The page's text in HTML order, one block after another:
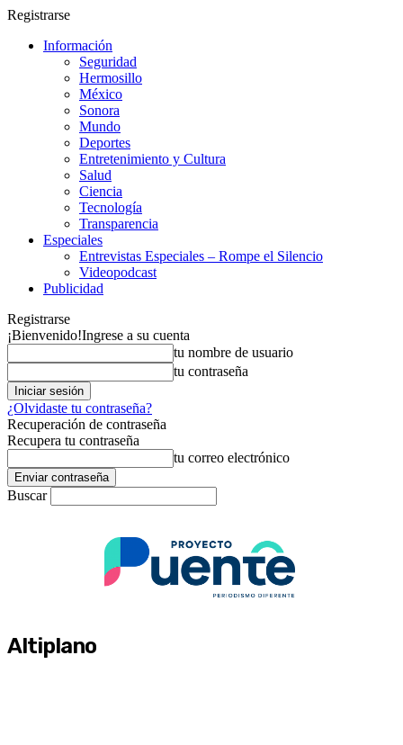
Registrarse
Información
Seguridad
Hermosillo
México
Sonora
Mundo
Deportes
Entretenimiento y Cultura
Salud
Ciencia
Tecnología
Transparencia
Especiales
Entrevistas Especiales – Rompe el Silencio
Videopodcast
Publicidad
Registrarse
¡Bienvenido!Ingrese a su cuenta
tu nombre de usuario
tu contraseña
¿Olvidaste tu contraseña?
Recuperación de contraseña
Recupera tu contraseña
tu correo electrónico
Buscar
Altiplano